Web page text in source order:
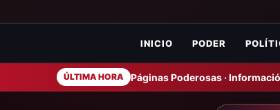
INICIO PODER
ÚLTIMA HORA Páginas Poderosas ·